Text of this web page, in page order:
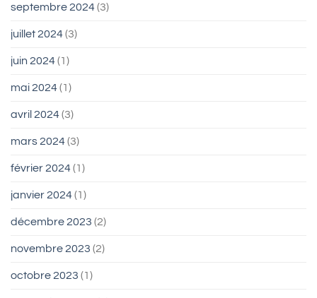
septembre 2024(3)
juillet 2024(3)
juin 2024(1)
mai 2024(1)
avril 2024(3)
mars 2024(3)
février 2024(1)
janvier 2024(1)
décembre 2023 (2)
novembre 2023 (2)
octobre 2023 (1)